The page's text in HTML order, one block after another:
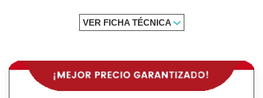
VER FICHA TÉCNICA